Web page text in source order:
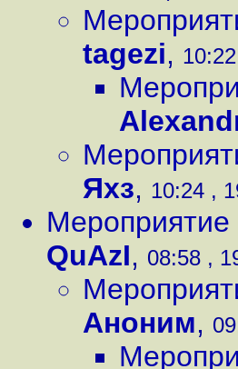
tagezi,
Яхз, 10:24 ,
QuAzI, 08:58 ,
Аноним,